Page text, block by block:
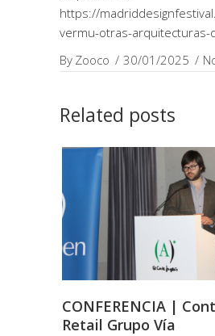
https://
vermu-otras-
By Zooco 30/01/2025
Related posts
CONFERENCIA |
Retail Grupo Vía